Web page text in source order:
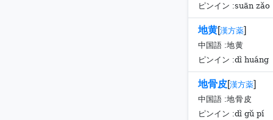
ピンイン :suān zǎo
地黄[漢方薬]
中国語 :地黄
ピンイン :dì huáng
地骨皮[漢方薬]
中国語 :地骨皮
ピンイン :dì gǔ pí